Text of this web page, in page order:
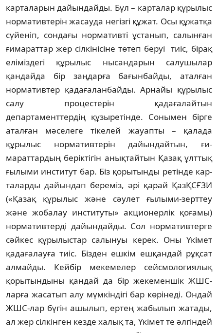
карталарын дайын­дайды. Бұл – карталар құрылыс
норма­тивтерін жа­сауда негізгі құжат. Осы құжатқа
сүйеніп, сондағы нормативті ұстанып, салынған
ғи­мараттар жер сілкінісіне төтеп беруі тиіс, бір­­ақ
еліміздегі құрылыс нысандарын салу­шы­лар
қандайда бір заңдарға бағынбайды, атал­ған
нормативтер қадағаланбайды. Ар­найы құрылыс
салу процестерін қада­ға­лай­тын
департаменттердің құзыретінде. Со­ны­мен бірге
аталған мәселеге тікелей жауапты – қалада
құрылыс нор­мативтерін дайындайтын, ғи­
мараттардың беріктігін анықтайтын Қазақ ұлттық
ғылыми институт бар. Біз қорытынды ретінде кар­
таларды дайындап береміз, әрі қарай ҚазҚСҒЗИ
(«Қазақ құрылыс және сәулет ғылыми-зерттеу
және жобалау институты» ак­ционерлік қоғамы)
нормативтерді дайын­дай­ды. Сол нормативтерге
сәйкес құры­лыс­тар салынуы керек. Оны Үкімет
қадағалауға тиіс. Бізден ешкім ешқандай рұқсат
алмайды. Кей­бір мекемелер сейсмологиялық
қоры­тын­дыны қандай да бір жекеменшік ЖШС-
ларға жа­сатып алу мүмкіндігі бар көрінеді. Ондай
ЖШС-лар бүгін ашылып, ертең жабылып жа­­­тады,
ал жер сілкінген кезде халық та, Үкі­мет те әлгіндей